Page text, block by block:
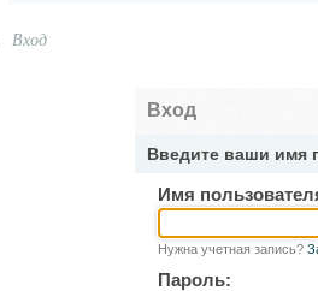
Вход
Вход
Введите ваши имя
Имя
Нужна учетная запись?
Пароль: